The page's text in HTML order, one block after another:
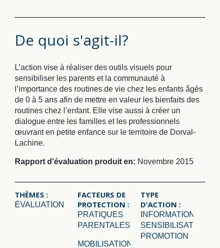
De quoi s'agit-il?
L’action vise à réaliser des outils visuels pour
sensibiliser les parents et la communauté à
l’importance des routines de vie chez les enfants âgés
de 0 à 5 ans afin de mettre en valeur les bienfaits des
routines chez l’enfant. Elle vise aussi à créer un
dialogue entre les familles et les professionnels
œuvrant en petite enfance sur le territoire de Dorval-
Lachine.
Rapport d'évaluation produit en: Novembre 2015
THÈMES :
ÉVALUATION
FACTEURS DE
PROTECTION :
PRATIQUES
PARENTALES
MOBILISATION
TYPE
D'ACTION :
INFORMATION,
SENSIBILISATION,
PROMOTION